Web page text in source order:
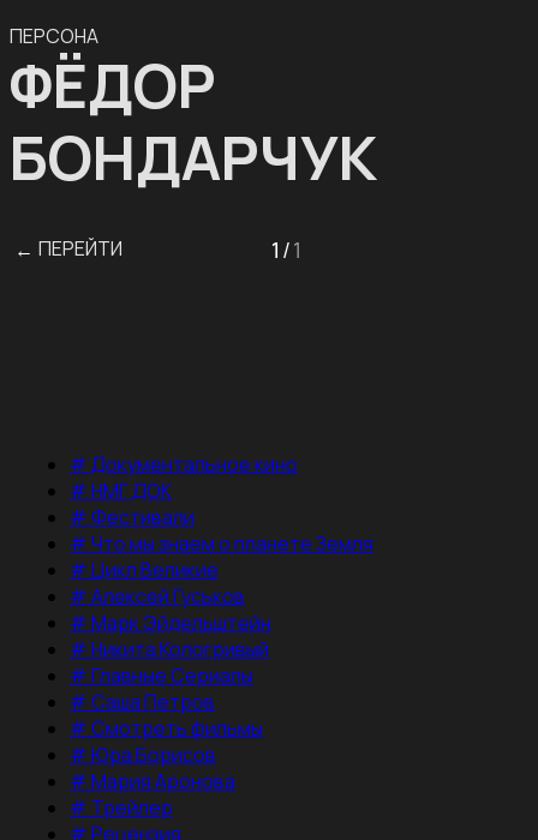
ПЕРСОНА
ФЁДОР
БОНДАРЧУК
← ПЕРЕЙТИ 1 /1
#Документальное кино
#НМГ ДОК
#Фестивали
#Что мы знаем о планете Земля
#Цикл Великие
#Алексей Гуськов
#Марк Эйдельштейн
#Никита Кологривый
#Главные Сериалы
#Саша Петров
#Смотреть фильмы
#Юра Борисов
#Мария Аронова
# Трейлер
#Рецензия